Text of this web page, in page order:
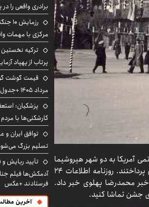
بعد از حملات اتمی آمریکا به دو شهر هیروشیما
و ناکازاکی، همه کشورهای عضو جبهه متفقین یک روز را تعطیل و به جشن پرداختند. روزنامه اطلاعات ۲۴
خبر محمدرضا پهلوی خبر داد.
جشن تماشا کنید.
برادری واقعی را
مرکزی با مهمات
ترکیه
پرتاب از پهپاد
مرداد ۱۴۰۵ +جدول
پزشکیان:
کارشکنی‌ها با
توافق ایران و
تسلیم بزرگ
تأیید ربایش
آدمکش‌ها فیلم
فرستادند +عکس
آخرین